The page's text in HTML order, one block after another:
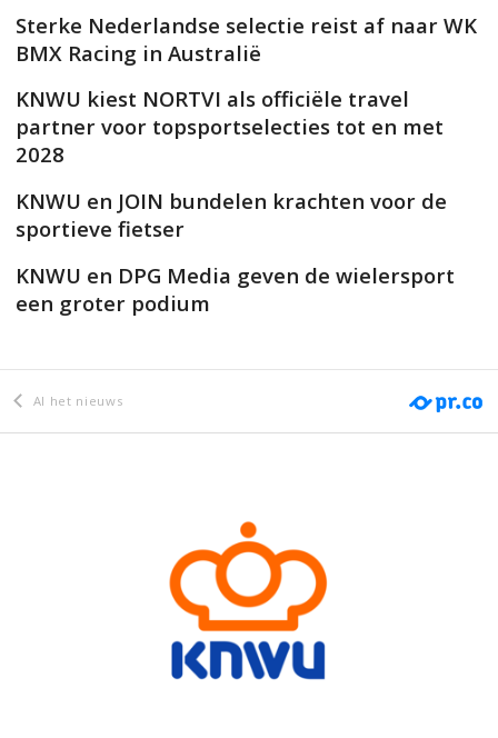
Sterke Nederlandse selectie reist af naar WK
BMX Racing in Australië
KNWU kiest NORTVI als officiële travel
partner voor topsportselecties tot en met
2028
KNWU en JOIN bundelen krachten voor de
sportieve fietser
KNWU en DPG Media geven de wielersport
een groter podium
Al het nieuws